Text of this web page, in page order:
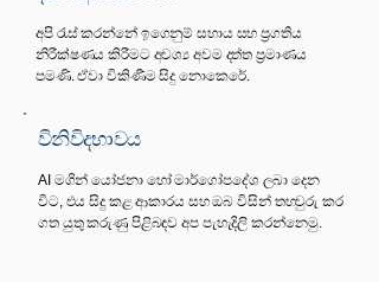
අපි රැස් කරන්නේ ඉගෙනුම් සහාය සහ ප්‍රගතිය
නිරීක්ෂණය කිරීමට අවශ්‍ය අවම දත්ත ප්‍රමාණය
පමණි. ඒවා විකිණීම සිදු නොකෙරේ.
විනිවිදභාවය
AI මගින් යෝජනා හෝ මාර්ගෝපදේශ ලබා දෙන
විට, එය සිදු කළ ආකාරය සහ ඔබ විසින් තහවුරු කර
ගත යුතු කරුණු පිළිබඳව අප පැහැදිලි කරන්නෙමු.